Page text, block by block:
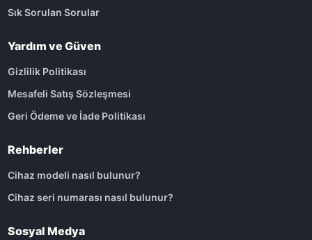
Sık Sorulan Sorular
Yardım ve Güven
Gizlilik Politikası
Mesafeli Satış Sözleşmesi
Geri Ödeme ve İade Politikası
Rehberler
Cihaz modeli nasıl bulunur?
Cihaz seri numarası nasıl bulunur?
Sosyal Medya